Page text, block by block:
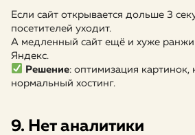
Если сайт открывается дольше 3
посетителей уходит.
А медленный сайт ещё и хуже
Яндекс.
Решение: оптимизация картинок,
нормальный хостинг.
9. Нет аналитики